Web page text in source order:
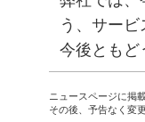
う、サー
今後ともど
ニュースページに掲
その後、予告なく変